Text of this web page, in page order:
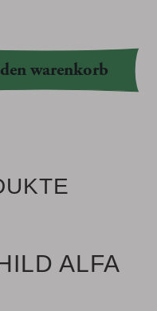
warenkorb
ALFA